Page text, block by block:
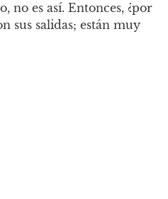
no es así. Entonces, ¿por
sus salidas; están muy